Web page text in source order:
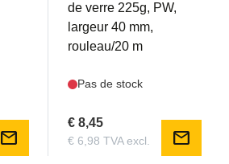
mail
de verre 225g, PW,
largeur 40 mm,
rouleau/20 m
Pas de stock
€ 8,45
€ 6,98 TVA excl. mail